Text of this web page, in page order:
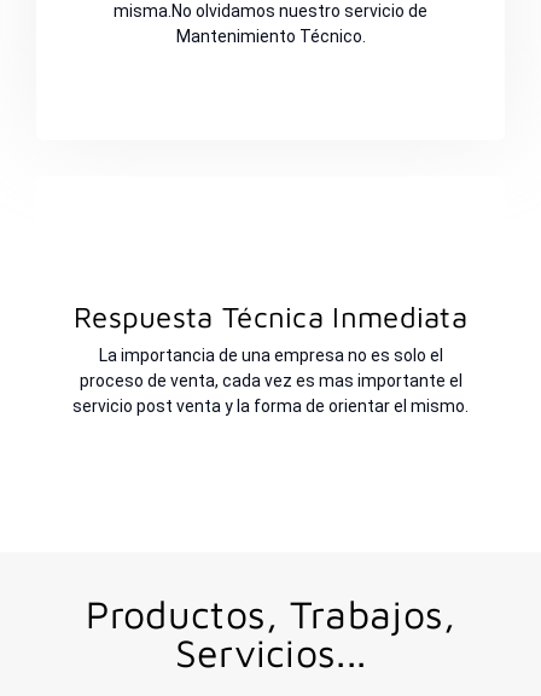
misma.No olvidamos nuestro servicio de
Mantenimiento Técnico.
Respuesta Técnica Inmediata
La importancia de una empresa no es solo el
proceso de venta, cada vez es mas importante el
servicio post venta y la forma de orientar el mismo.
Productos, Trabajos,
Servicios...